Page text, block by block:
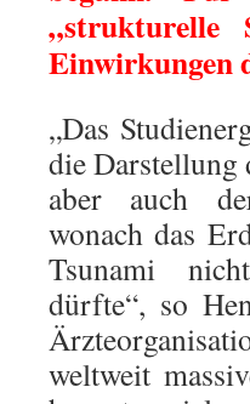
„strukturelle
Einwirkungen
„Das
die Darstellung
aber auch
wonach das
Tsunami 
dürfte“, so
weltweit